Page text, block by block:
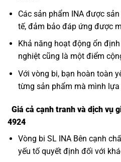
Các sản phẩm INA được
tế, đảm bảo đáp ứng được
Khả năng hoạt động ổn
nghiệt cũng là một điểm
Với vòng bi, bạn hoàn toàn
từng sản phẩm mà mình lựa
Giá cả cạnh tranh và dịch vụ
4924
Vòng bi SL INA Bên cạnh
yếu tố quyết định đối với